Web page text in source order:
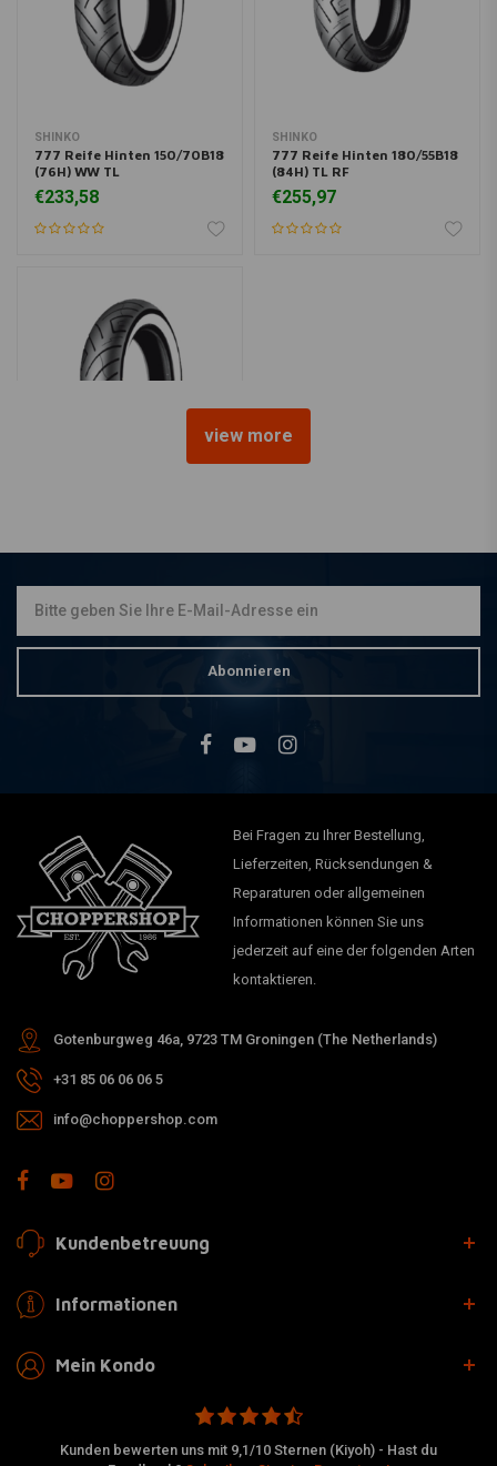
SHINKO
777 Reife Hinten 150/70B18
(76H) WW TL
€233,58
SHINKO
777 Reife Hinten 180/55B18
(84H) TL RF
€255,97
(84H) WW TL RF
view more
Abonnieren
Bei Fragen zu Ihrer Bestellung,
Lieferzeiten, Rücksendungen &
Reparaturen oder allgemeinen
Informationen können Sie uns
jederzeit auf eine der folgenden Arten
kontaktieren.
Gotenburgweg 46a, 9723 TM Groningen (The Netherlands)
+31 85 06 06 06 5
info@choppershop.com
Kundenbetreuung
Informationen
Mein Kondo
Kunden bewerten uns mit 9,1/10 Sternen (Kiyoh) - Hast du